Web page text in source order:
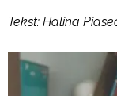
Tekst: Halina